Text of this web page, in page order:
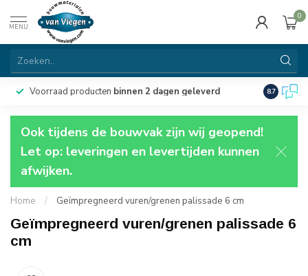
MENU
0
Voorraad producten binnen 2 dagen geleverd 8.7
Ook tijdens de bouwvak zijn wij geopend!
Let op: leveringen en levertijden kunnen
afwijken.
Home / Geïmpregneerd vuren/grenen palissade 6 cm
Geïmpregneerd vuren/grenen palissade 6
cm